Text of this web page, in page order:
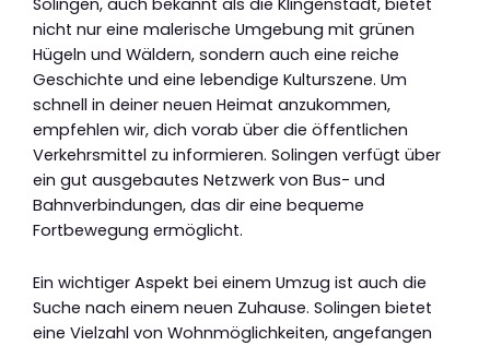
nicht nur eine malerische Umgebung mit grünen
Hügeln und Wäldern, sondern auch eine reiche
Geschichte und eine lebendige Kulturszene. Um
schnell in deiner neuen Heimat anzukommen,
empfehlen wir, dich vorab über die öffentlichen
Verkehrsmittel zu informieren. Solingen verfügt über
ein gut ausgebautes Netzwerk von Bus- und
Bahnverbindungen, das dir eine bequeme
Fortbewegung ermöglicht.
Ein wichtiger Aspekt bei einem Umzug ist auch die
Suche nach einem neuen Zuhause. Solingen bietet
eine Vielzahl von Wohnmöglichkeiten, angefangen